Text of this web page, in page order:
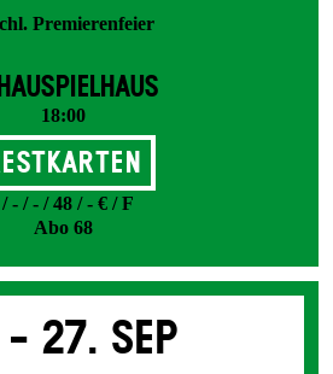
Premierenfeier
18:00
- / - / 48 / - € / F
Abo 68
- 27. Sep